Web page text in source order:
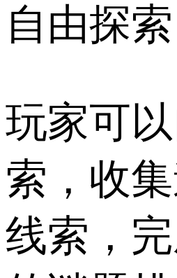
自由探索
玩家可
索，收
线索，